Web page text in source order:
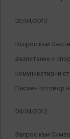
02/04/2012
Въпрос към
възпитание и
комуникативни
Писмен отговор
04/04/2012
Въпрос към